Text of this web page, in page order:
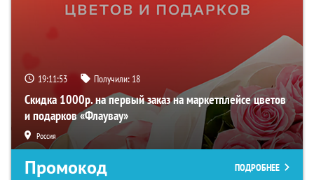
19:11:52 Получили: 18
Скидка 1000р. на первый заказ на маркетплейсе цветов
и подарков «Флаувау»
Россия
Промокод ПОДРОБНЕЕ